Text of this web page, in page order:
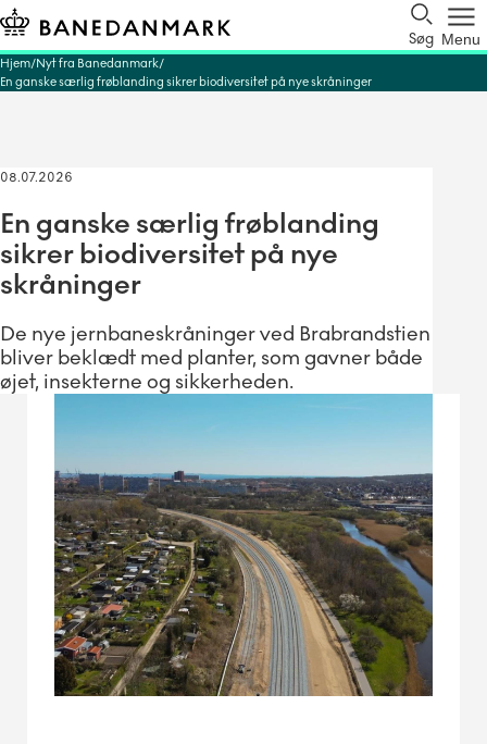
Søg Menu
Hjem Nyt fra Banedanmark
En ganske særlig frøblanding sikrer biodiversitet på nye skråninger
08.07.2026
En ganske særlig frøblanding
sikrer biodiversitet på nye
skråninger
De nye jernbaneskråninger ved Brabrandstien
bliver beklædt med planter, som gavner både
øjet, insekterne og sikkerheden.